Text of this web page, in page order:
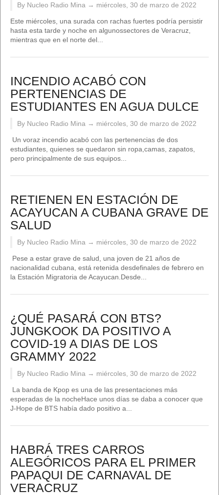
By Nucleo Radio Mina → miércoles, 30 de marzo de 2022
Este miércoles, una surada con rachas fuertes podría persistir
hasta esta tarde y noche en algunossectores de Veracruz,
mientras que en el norte del...
INCENDIO ACABÓ CON
PERTENENCIAS DE
ESTUDIANTES EN AGUA DULCE
By Nucleo Radio Mina → miércoles, 30 de marzo de 2022
Un voraz incendio acabó con las pertenencias de dos
estudiantes, quienes se quedaron sin ropa,camas, zapatos,
pero principalmente de sus equipos...
RETIENEN EN ESTACIÓN DE
ACAYUCAN A CUBANA GRAVE DE
SALUD
By Nucleo Radio Mina → miércoles, 30 de marzo de 2022
Pese a estar grave de salud, una joven de 21 años de
nacionalidad cubana, está retenida desdefinales de febrero en
la Estación Migratoria de Acayucan.Desde...
¿QUÉ PASARÁ CON BTS?
JUNGKOOK DA POSITIVO A
COVID-19 A DIAS DE LOS
GRAMMY 2022
By Nucleo Radio Mina → miércoles, 30 de marzo de 2022
La banda de Kpop es una de las presentaciones más
esperadas de la nocheHace unos días se daba a conocer que
J-Hope de BTS había dado positivo a...
HABRÁ TRES CARROS
ALEGÓRICOS PARA EL PRIMER
PAPAQUI DE CARNAVAL DE
VERACRUZ